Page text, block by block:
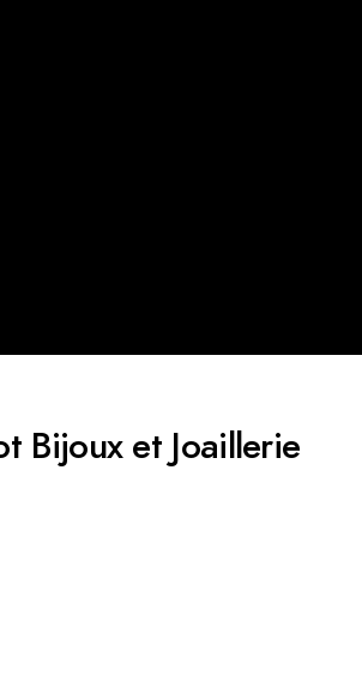
Bijoux et Joaillerie​